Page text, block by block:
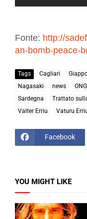
Fonte: http://
an-bomb-peace-
Tags Cagliari
Nagasaki
news ONG
Sardegna
Trattato
Valter Erriu
Vaturu
Facebook
YOU MIGHT LIKE